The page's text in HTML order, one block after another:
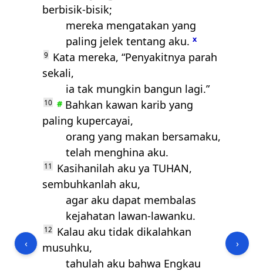
‹
berbisik-bisik;
mereka mengatakan yang
paling jelek tentang aku. x
9 Kata mereka, “Penyakitnya parah
sekali,
ia tak mungkin bangun lagi.”
10 # Bahkan kawan karib yang
paling kupercayai,
orang yang makan bersamaku,
telah menghina aku.
11 Kasihanilah aku ya TUHAN,
sembuhkanlah aku,
agar aku dapat membalas
kejahatan lawan-lawanku.
12
Kalau aku tidak dikalahkan
musuhku,
tahulah aku bahwa Engkau
›